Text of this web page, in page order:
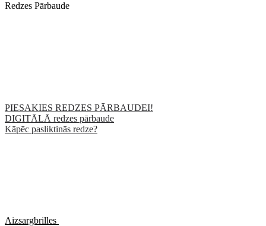
Redzes Pārbaude
PIESAKIES REDZES PĀRBAUDEI!
DIGITĀLĀ redzes pārbaude
Kāpēc pasliktinās redze?
Aizsargbrilles